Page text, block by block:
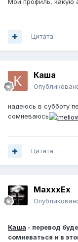
Мой профиль, какую
Цитата
Каша
надеюсь в субботу
сомневаюсь
Цитата
MaxxxEx
Каша - перевод
сомневаться и в